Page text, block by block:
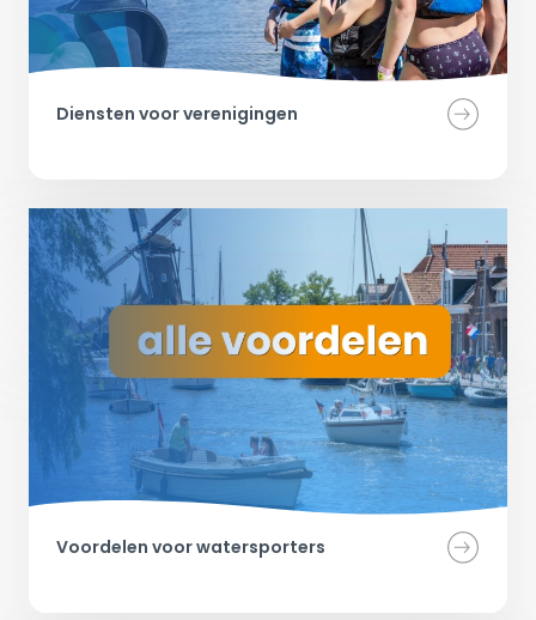
Diensten voor verenigingen
Voordelen voor watersporters